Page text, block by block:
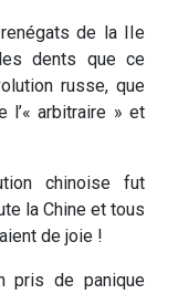
de la IIe
dents que ce
russe, que
l’« arbitraire » et
chinoise fut
la Chine et tous
de joie !
pris de panique